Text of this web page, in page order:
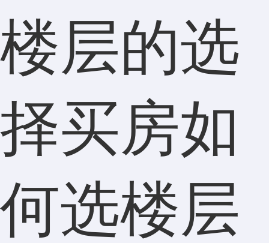
楼层的选
择买房如
何选楼层